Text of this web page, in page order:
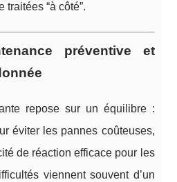
traitées “à côté”.
préventive et
repose sur un équilibre :
éviter les pannes coûteuses,
de réaction efficace pour les
viennent souvent d’un